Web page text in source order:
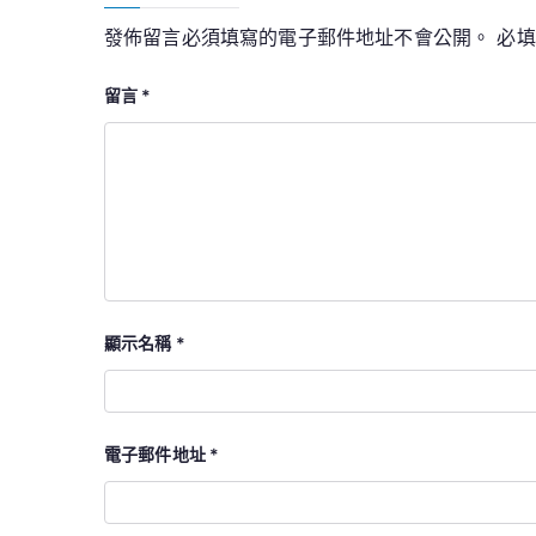
發佈留言必須填寫的電子郵件地址不會公開。 必
留言 *
顯示名稱 *
電子郵件地址 *